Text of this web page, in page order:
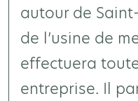
autour de
de l’usine de
effectuera
entreprise. Il